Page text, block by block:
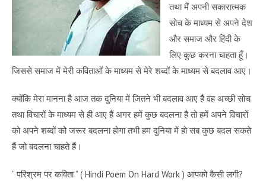
तथा मैं अपनी सकारात्मक
सोच के माध्यम से अपने देश
और समाज और हिंदी के
लिए कुछ करना चाहता हूँ।
जिससे समाज में मेरी कविताओं के माध्यम से मेरे शब्दों के माध्यम से बदलाव आए।
क्योंकि मेरा मानना है आज तक दुनिया में जितने भी बदलाव आए हैं वह अच्छी सोच
तथा विचारों के माध्यम से ही आए हैं अगर हमें कुछ बदलना है तो हमें अपने विचारों
को अपने शब्दों को जरूर बदलना होगा तभी हम दुनिया में हो सब कुछ बदल सकते
हैं जो बदलना चाहते हैं।
“परिश्रम पर कविता” ( Hindi Poem On Hard Work ) आपको कैसी लगी?